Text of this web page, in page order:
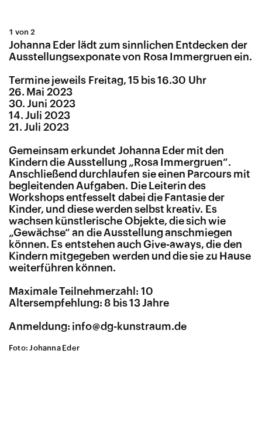
1 von 2
Johanna Eder lädt zum sinnlichen Entdecken der
Ausstellungsexponate von Rosa Immergruen ein.
Termine jeweils Freitag, 15 bis 16.30 Uhr
26. Mai 2023
30. Juni 2023
14. Juli 2023
21. Juli 2023
Gemeinsam erkundet Johanna Eder mit den
Kindern die Ausstellung „Rosa Immergruen“.
Anschließend durchlaufen sie einen Parcours mit
begleitenden Aufgaben. Die Leiterin des
Workshops entfesselt dabei die Fantasie der
Kinder, und diese werden selbst kreativ. Es
wachsen künstlerische Objekte, die sich wie
„Gewächse“ an die Ausstellung anschmiegen
können. Es entstehen auch Give-aways, die den
Kindern mitgegeben werden und die sie zu Hause
weiterführen können.
Maximale Teilnehmerzahl: 10
Altersempfehlung: 8 bis 13 Jahre
Anmeldung: info@dg-kunstraum.de
Foto: Johanna Eder